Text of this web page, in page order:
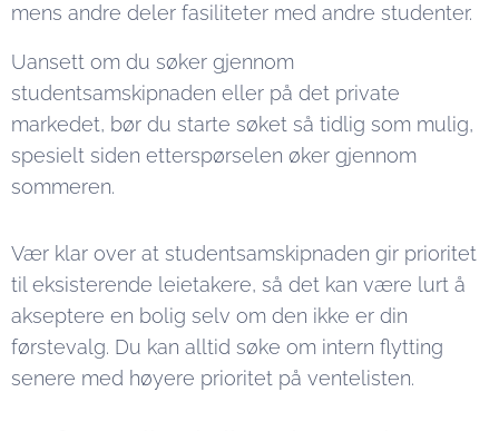
mens andre deler fasiliteter med andre studenter.
Uansett om du søker gjennom
studentsamskipnaden eller på det private
markedet, bør du starte søket så tidlig som mulig,
spesielt siden etterspørselen øker gjennom
sommeren.
Vær klar over at studentsamskipnaden gir prioritet
til eksisterende leietakere, så det kan være lurt å
akseptere en bolig selv om den ikke er din
førstevalg. Du kan alltid søke om intern flytting
senere med høyere prioritet på ventelisten.